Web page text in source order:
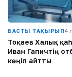
БАСТЫ ТАҚЫРЫП4
Тоқаев Халық
Иван Гапичтің
көңіл айтты